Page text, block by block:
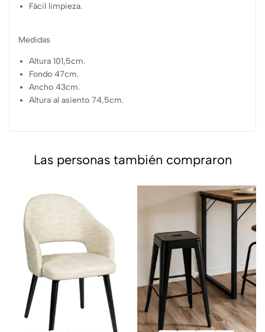
Fácil limpieza.
Medidas
Altura 101,5cm.
Fondo 47cm.
Ancho 43cm.
Altura al asiento 74,5cm.
Las personas también compraron